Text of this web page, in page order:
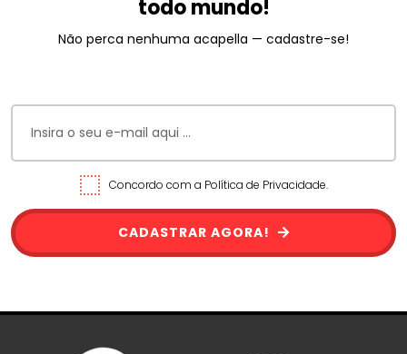
todo mundo!
Não perca nenhuma acapella — cadastre-se!
Concordo com a Política de Privacidade.
CADASTRAR AGORA!